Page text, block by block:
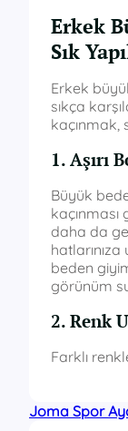
Erkek
Sık
Erkek
sıkça
kaçınmak,
1. Aşırı
Büyük
daha da
beden
görünüm
2. Renk
Farklı
Joma Spor